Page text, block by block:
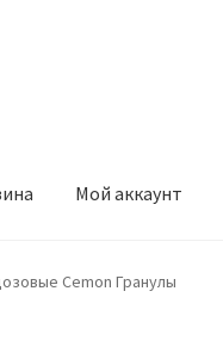
Мой аккаунт
Оформление заказа
Cemon Гранулы